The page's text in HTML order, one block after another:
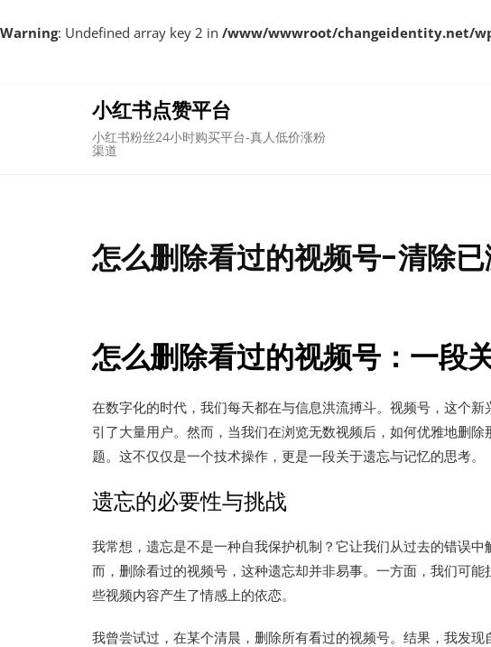
Warning: Undefined array key 2 in /www/wwwroot/changeidentity.net/
小红书点赞平台
小红书粉丝24小时购买平台-真人低价涨粉
渠道
怎么删除看过的视频号-清除
怎么删除看过的视频号：一段
在数字化的时代，我们每天都在与信息洪流搏斗。视频号，这个
引了大量用户。然而，当我们在浏览无数视频后，如何优雅地删
题。这不仅仅是一个技术操作，更是一段关于遗忘与记忆的思考。
遗忘的必要性与挑战
我常想，遗忘是不是一种自我保护机制？它让我们从过去的错误
而，删除看过的视频号，这种遗忘却并非易事。一方面，我们可
些视频内容产生了情感上的依恋。
我曾尝试过，在某个清晨，删除所有看过的视频号。结果，我发